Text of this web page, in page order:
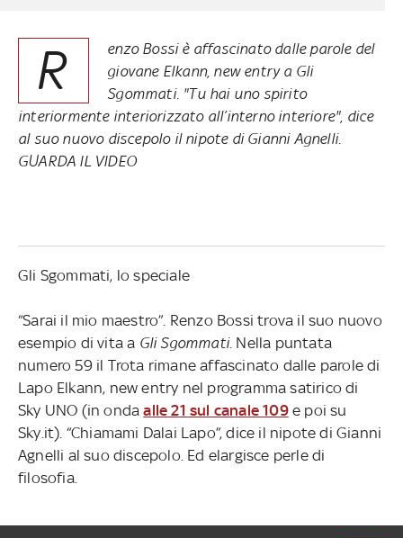
R
enzo Bossi è affascinato dalle parole del
giovane Elkann, new entry a Gli
Sgommati. "Tu hai uno spirito
interiormente interiorizzato all’interno interiore", dice
al suo nuovo discepolo il nipote di Gianni Agnelli.
GUARDA IL VIDEO
Gli Sgommati, lo speciale
“Sarai il mio maestro”. Renzo Bossi trova il suo nuovo
esempio di vita a Gli Sgommati. Nella puntata
numero 59 il Trota rimane affascinato dalle parole di
Lapo Elkann, new entry nel programma satirico di
Sky UNO (in ondaalle 21 sul canale 109e poi su
Sky.it). “Chiamami Dalai Lapo”, dice il nipote di Gianni
Agnelli al suo discepolo. Ed elargisce perle di
filosofia.